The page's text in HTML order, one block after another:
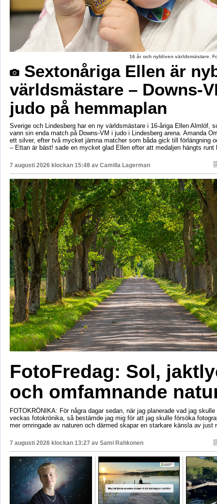
16 år och nybliven världsmästare.
Sextonåriga Ellen är
världsmästare – Downs-
judo på hemmaplan
Sverige och Lindesberg har en ny världsmästare i 16-åriga Ellen Almlöf,
vann sin enda match på Downs-VM i judo i Lindesberg arena. Amanda
ett silver, efter två mycket jämna matcher som båda gick till förlängning
– Ettan är bäst! sade en mycket glad Ellen efter att medaljen hängts runt
7 augusti 2026 klockan 15:48 av Camilla Lagerman
FotoFredag: Sol,
och omfamnande
FOTOKRÖNIKA: För några dagar sedan, när jag planerade vad jag
veckas fotokrönika, så bestämde jag mig för att jag skulle försöka
mer omringade av naturen och därmed skapar en starkare känsla av just
7 augusti 2026 klockan 13:27 av Sami Rahkonen